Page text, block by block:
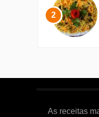
2
As receitas